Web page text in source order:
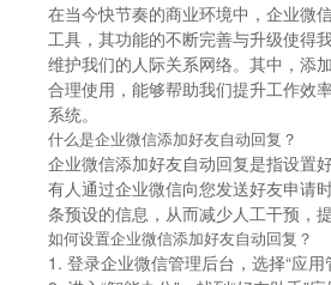
在当今快节奏的商业环境中，企业微
工具，其功能的不断完善与升级使得
维护我们的人际关系网络。其中，添
合理使用，能够帮助我们提升工作效
系统。
什么是企业微信添加好友自动回复？
企业微信添加好友自动回复是指设置
有人通过企业微信向您发送好友申请
条预设的信息，从而减少人工干预，
如何设置企业微信添加好友自动回复？
1. 登录企业微信管理后台，选择“应用